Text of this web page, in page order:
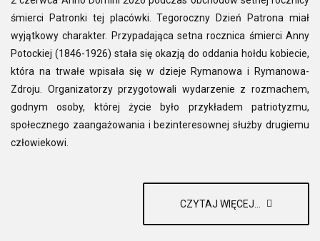
śmierci Patronki tej placówki. Tegoroczny Dzień Patrona miał
wyjątkowy charakter. Przypadająca setna rocznica śmierci Anny
Potockiej (1846-1926) stała się okazją do oddania hołdu kobiecie,
która na trwałe wpisała się w dzieje Rymanowa i Rymanowa-
Zdroju. Organizatorzy przygotowali wydarzenie z rozmachem,
godnym osoby, której życie było przykładem patriotyzmu,
społecznego zaangażowania i bezinteresownej służby drugiemu
człowiekowi.
CZYTAJ WIĘCEJ...